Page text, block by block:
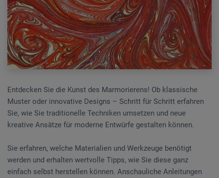
Entdecken Sie die Kunst des Marmorierens! Ob klassische
Muster oder innovative Designs – Schritt für Schritt erfahren
Sie, wie Sie traditionelle Techniken umsetzen und neue
kreative Ansätze für moderne Entwürfe gestalten können.
Sie erfahren, welche Materialien und Werkzeuge benötigt
werden und erhalten wertvolle Tipps, wie Sie diese ganz
einfach selbst herstellen können. Anschauliche Anleitungen